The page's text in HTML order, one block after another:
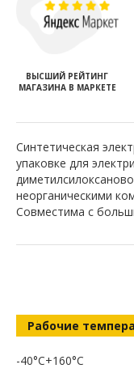
ВЫСШИЙ РЕЙТИНГ
МАГАЗИНА В МАРКЕТЕ
Синтетическая
упаковке для
неорганическими
Совместима с
Рабочие
-40°C+160°C